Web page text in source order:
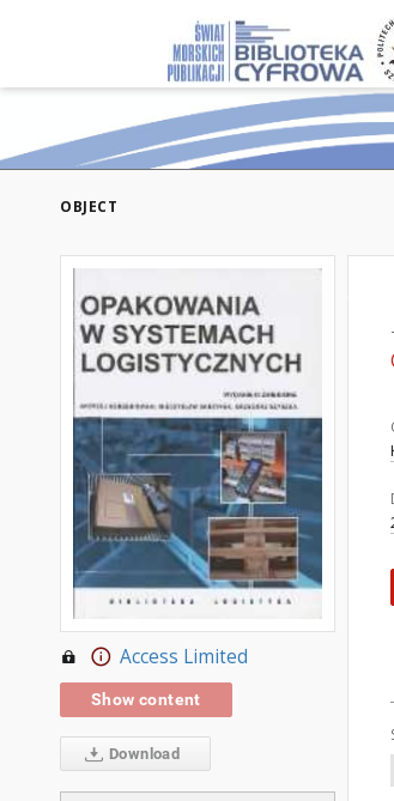
OBJECT
Access Limited
Show content
Download